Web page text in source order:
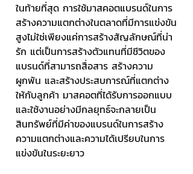
ในท้ายที่สุด การใช้มาสคอตแบรนด์ในการ
สร้างความแตกต่างในตลาดที่มีการแข่งขัน
สูงไม่ใช่เพียงแค่การสร้างสัญลักษณ์ที่น่า
รัก แต่เป็นการสร้างตัวแทนที่มีชีวิตของ
แบรนด์ที่สามารถสื่อสาร สร้างความ
ผูกพัน และสร้างประสบการณ์ที่แตกต่าง
ให้กับลูกค้า มาสคอตที่ได้รับการออกแบบ
และใช้งานอย่างมีกลยุทธ์จะกลายเป็น
สินทรัพย์ที่มีค่าของแบรนด์ในการสร้าง
ความแตกต่างและความได้เปรียบในการ
แข่งขันในระยะยาว